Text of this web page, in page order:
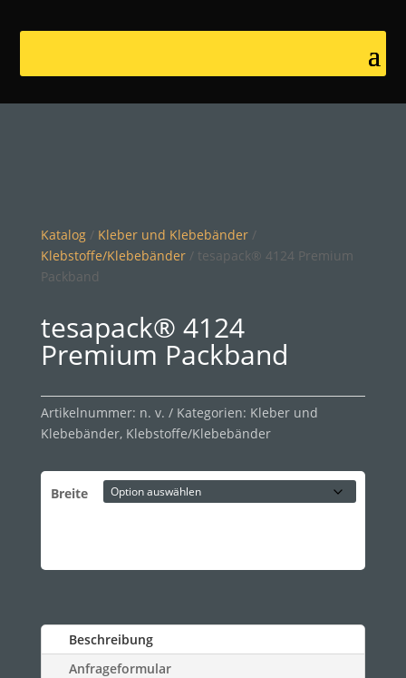
Katalog/ Kleber und Klebebänder/
Klebstoffe/Klebebänder/ tesapack® 4124 Premium
Packband
tesapack® 4124
Premium Packband
Artikelnummer: n. v. Kategorien: Kleber und
Klebebänder, Klebstoffe/Klebebänder
Breite
Beschreibung
Anfrageformular